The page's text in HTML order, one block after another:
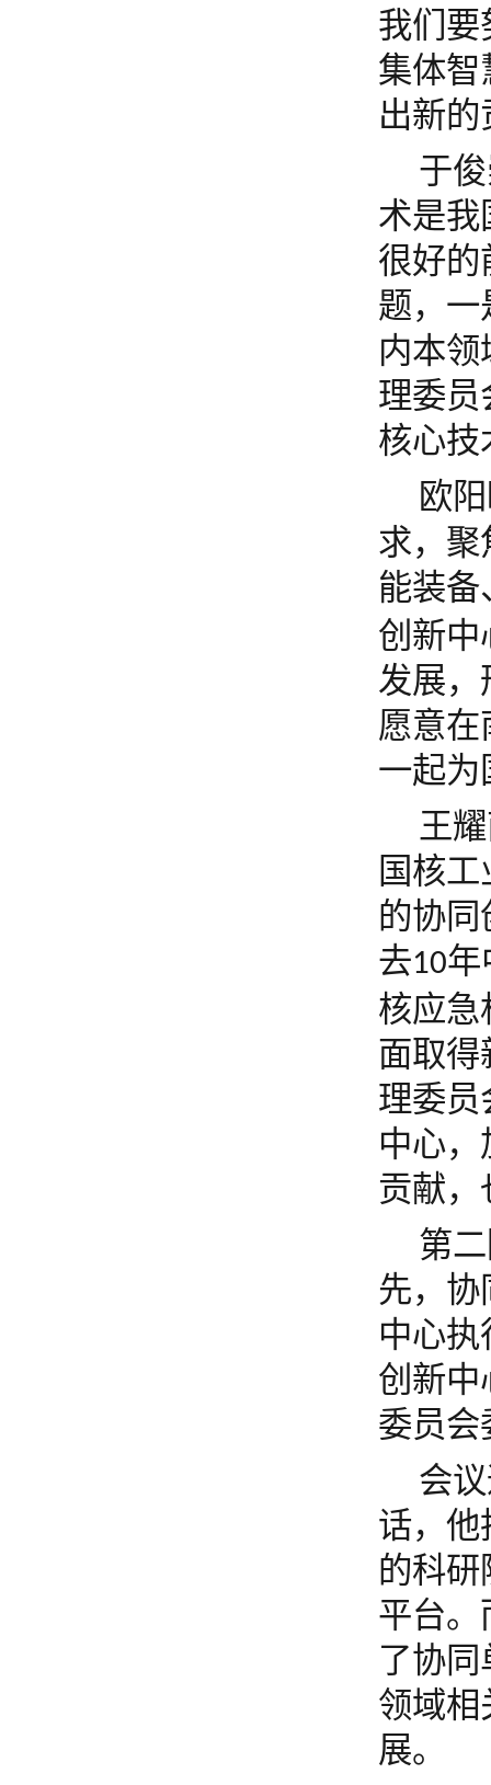
我们要
集体智
出新的
于
术是我
很好的
题，一
内本
理委员
核心技
欧
求， 聚
能装备
创新中
发展，
愿意在
一起为
王
国核
的协同
去10年
核应急
面取得
理委员
中心
贡献，
第
先，
中心
创新中
委员会
会
话，他
的科
平台。
了协
领域相
展。